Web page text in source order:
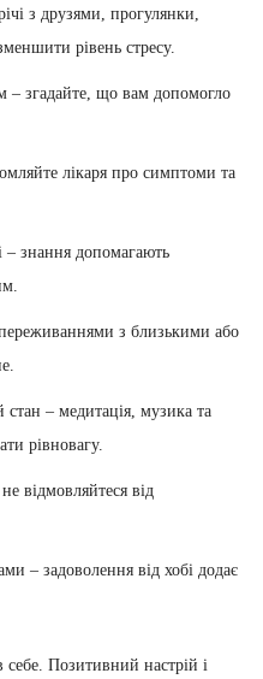
з друзями, прогулянки,
рівень стресу.
– згадайте, що вам допомогло
лікаря про симптоми та
– знання допомагають
з близькими або
– медитація, музика та
рівновагу.
відмовляйтеся від
– задоволення від хобі додає
себе. Позитивний настрій і